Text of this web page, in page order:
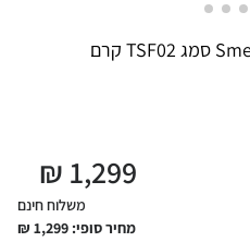
1,299
₪
משלוח חינם
מחיר סופי: 1,299
₪